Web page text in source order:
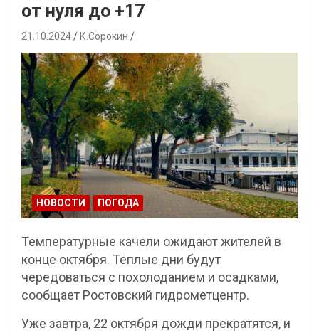
от нуля до +17
21.10.2024 К.Сорокин
НОВОСТИ ПОГОДА
Температурные качели ожидают жителей в
конце октября. Тёплые дни будут
чередоваться с похолоданием и осадками,
сообщает Ростовский гидрометцентр.
Уже завтра, 22 октября дожди прекратятся, и